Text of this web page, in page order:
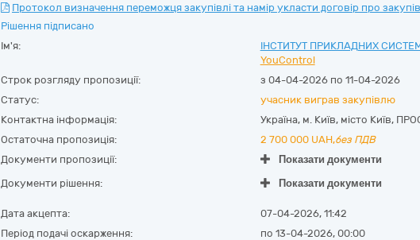
Протокол визначення переможця закупівлі та намір укласти договір про
Рішення підписано
Ім'я:
ІНСТИТУТ ПРИКЛАДНИХ
YouControl
Строк розгляду пропозиції:
з 04-04-2026 по 11-04-2026
Статус:
учасник виграв закупівлю
Контактна інформація:
Україна, м. Київ, місто Київ,
Остаточна пропозиція:
2 700 000 UAH,без ПДВ
Документи пропозиції:
Показати документи
Документи рішення:
Показати документи
Дата акцепта:
07-04-2026, 11:42
Період подачі оскарження:
по 13-04-2026, 00:00